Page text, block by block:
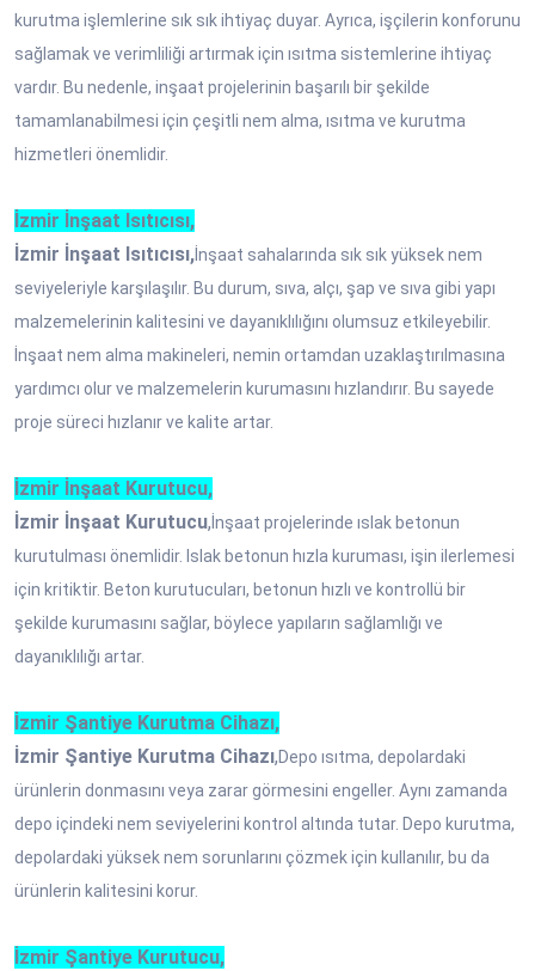
kurutma işlemlerine sık sık ihtiyaç duyar. Ayrıca, işçilerin konforunu
sağlamak ve verimliliği artırmak için ısıtma sistemlerine ihtiyaç
vardır. Bu nedenle, inşaat projelerinin başarılı bir şekilde
tamamlanabilmesi için çeşitli nem alma, ısıtma ve kurutma
hizmetleri önemlidir.
İzmir İnşaat Isıtıcısı,
İzmir İnşaat Isıtıcısı,İnşaat sahalarında sık sık yüksek nem
seviyeleriyle karşılaşılır. Bu durum, sıva, alçı, şap ve sıva gibi yapı
malzemelerinin kalitesini ve dayanıklılığını olumsuz etkileyebilir.
İnşaat nem alma makineleri, nemin ortamdan uzaklaştırılmasına
yardımcı olur ve malzemelerin kurumasını hızlandırır. Bu sayede
proje süreci hızlanır ve kalite artar.
İzmir İnşaat Kurutucu,
İzmir İnşaat Kurutucu, İnşaat projelerinde ıslak betonun
kurutulması önemlidir. Islak betonun hızla kuruması, işin ilerlemesi
için kritiktir. Beton kurutucuları, betonun hızlı ve kontrollü bir
şekilde kurumasını sağlar, böylece yapıların sağlamlığı ve
dayanıklılığı artar.
İzmir Şantiye Kurutma Cihazı,
İzmir Şantiye Kurutma Cihazı,Depo ısıtma, depolardaki
ürünlerin donmasını veya zarar görmesini engeller. Aynı zamanda
depo içindeki nem seviyelerini kontrol altında tutar. Depo kurutma,
depolardaki yüksek nem sorunlarını çözmek için kullanılır, bu da
ürünlerin kalitesini korur.
İzmir Şantiye Kurutucu,